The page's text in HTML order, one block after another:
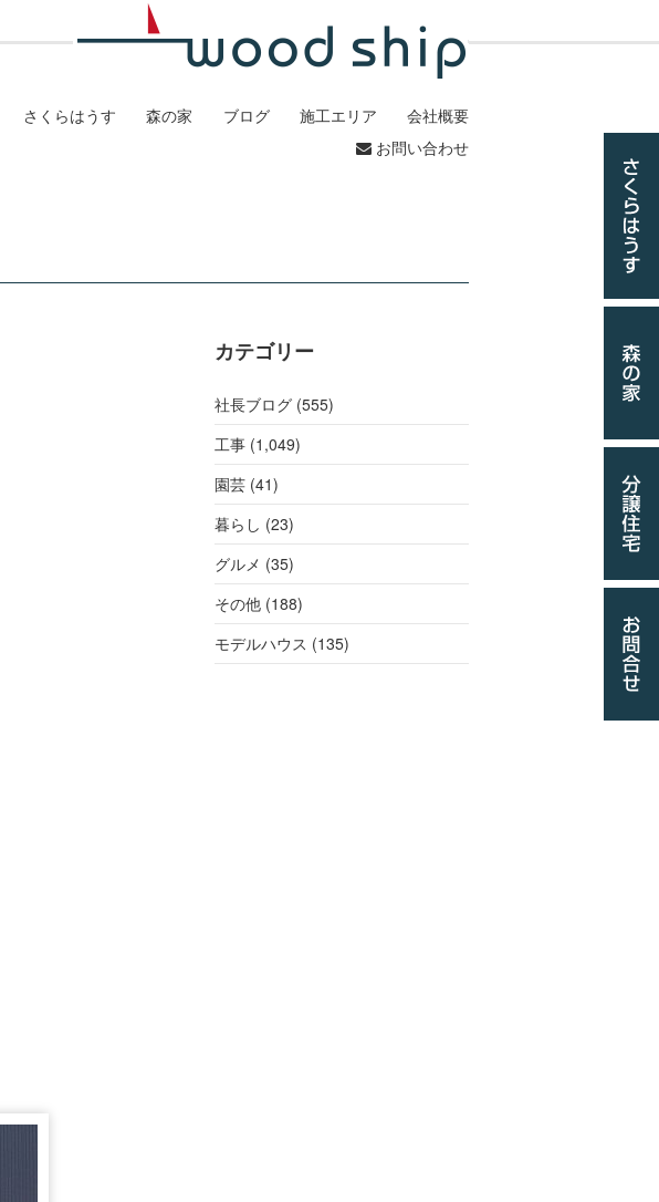
さくらはうす 森の家 ブログ 施工エリア
会社概要
お問い合わせ
カテゴリー
社長ブログ (555)
工事 (1,049)
園芸 (41)
暮らし (23)
グルメ (35)
その他 (188)
モデルハウス (135)